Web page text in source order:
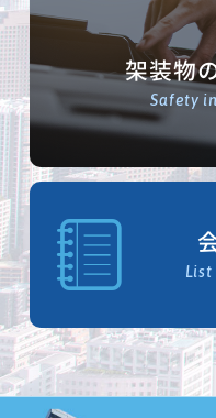
架装物
Safety
List